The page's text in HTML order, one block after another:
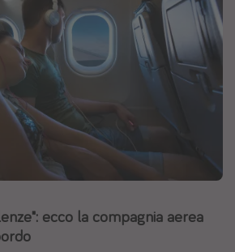
ecco la compagnia aerea